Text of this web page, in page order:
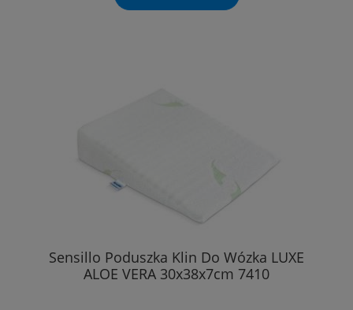
Sensillo Poduszka Klin Do Wózka LUXE
ALOE VERA 30x38x7cm 7410